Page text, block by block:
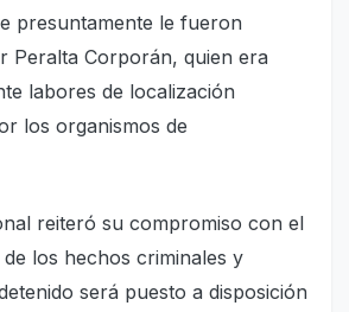
presuntamente le fueron
Peralta Corporán, quien era
labores de localización
los organismos de
reiteró su compromiso con el
los hechos criminales y
será puesto a disposición